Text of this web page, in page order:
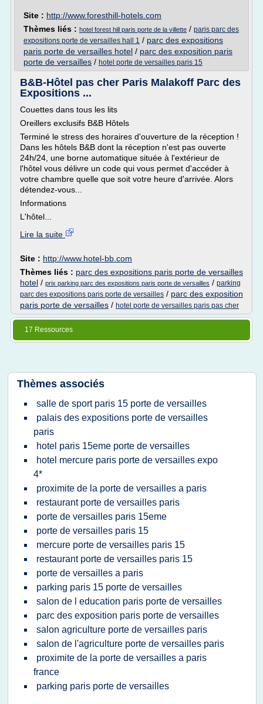
Site : http://www.foresthill-hotels.com
Thèmes liés : hotel forest hill paris porte de la villette / paris parc des
expositions porte de versailles hall 1 / parc des expositions
paris porte de versailles hotel / parc des exposition paris
porte de versailles / hotel porte de versailles paris 15
B&B-Hôtel pas cher Paris Malakoff Parc des
Expositions ...
Couettes dans tous les lits
Oreillers exclusifs B&B Hôtels
Terminé le stress des horaires d'ouverture de la réception !
Dans les hôtels B&B dont la réception n'est pas ouverte
24h/24, une borne automatique située à l'extérieur de
l'hôtel vous délivre un code qui vous permet d'accéder à
votre chambre quelle que soit votre heure d'arrivée. Alors
détendez-vous...
Informations
L'hôtel...
Lire la suite
Site : http://www.hotel-bb.com
Thèmes liés : parc des expositions paris porte de versailles
hotel / prix parking parc des expositions paris porte de versailles / parking
parc des expositions paris porte de versailles / parc des exposition
paris porte de versailles / hotel porte de versailles paris pas cher
17 Ressources
Thèmes associés
salle de sport paris 15 porte de versailles
palais des expositions porte de versailles
paris
hotel paris 15eme porte de versailles
hotel mercure paris porte de versailles expo
4*
proximite de la porte de versailles a paris
restaurant porte de versailles paris
porte de versailles paris 15eme
porte de versailles paris 15
mercure porte de versailles paris 15
restaurant porte de versailles paris 15
porte de versailles a paris
parking paris 15 porte de versailles
salon de l education paris porte de versailles
parc des exposition paris porte de versailles
salon agriculture porte de versailles paris
salon de l'agriculture porte de versailles paris
proximite de la porte de versailles a paris
france
parking paris porte de versailles